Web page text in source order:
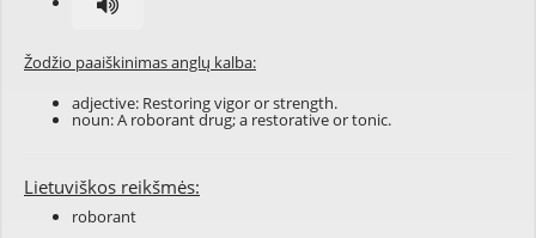
Žodžio paaiškinimas anglų kalba:
adjective: Restoring vigor or strength.
noun: A roborant drug; a restorative or tonic.
Lietuviškos reikšmės:
roborant